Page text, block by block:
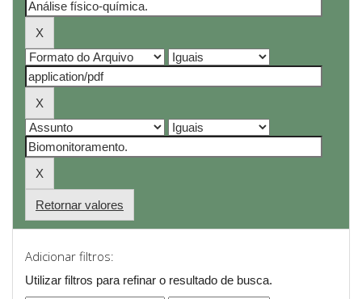
Retornar valores
Adicionar filtros:
Utilizar filtros para refinar o resultado de busca.